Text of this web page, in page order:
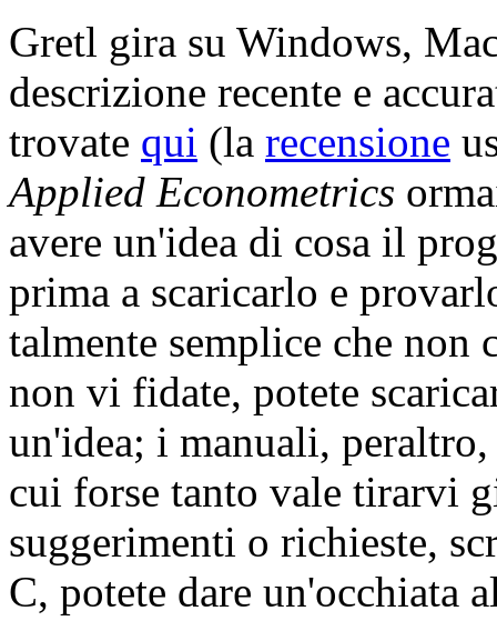
Gretl gira su Windows,
descrizione recente e
trovate qui (la recensione
Applied Econometrics
avere un'idea di cosa il
prima a scaricarlo e
talmente semplice che non
non vi fidate, potete
un'idea; i manuali,
cui forse tanto vale tirarvi
suggerimenti o richieste,
C, potete dare un'occhiata